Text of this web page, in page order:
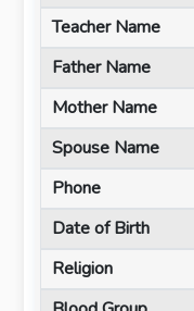
Teacher Name
Father Name
Mother Name
Spouse Name
Phone
Date of Birth
Religion